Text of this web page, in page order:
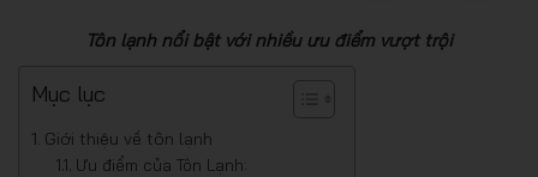
Tôn lạnh nổi bật với nhiều ưu điểm vượt trội
Mục lục
Giới thiệu về tôn lạnh
Ưu điểm của Tôn Lạnh: